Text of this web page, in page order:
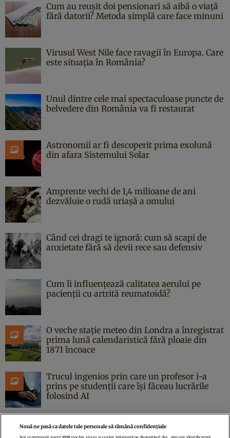
Cum au reușit doi pensionari să aibă o viață
fără datorii? Metoda simplă care face minuni
Virusul West Nile face ravagii în Europa. Care
este situația în România?
Unul dintre cele mai spectaculoase puncte de
belvedere din România va fi restaurat
Astronomii ar fi descoperit prima exolună
din afara Sistemului Solar
Amprente vechi de 1,4 milioane de ani
dezvăluie o rudă uriașă a omului
Când cei dragi te ignoră: cum să scapi de
anxietate fără să devii rece sau defensiv
Cum îi influențează calitatea aerului pe
pacienții cu artrită reumatoidă?
O veche stație meteo din Londra a înregistrat
prima lună calendaristică fără ploaie din
1871 încoace
Trucul ingenios prin care un profesor i-a
prins pe studenții care își făceau lucrările
folosind AI
Nouă ne pasă ca datele tale personale să rămână confidențiale
Noi și partenerii noștri1019 stocăm și/sau accesăm informații pe dispozitivul dvs., precum identificatorii